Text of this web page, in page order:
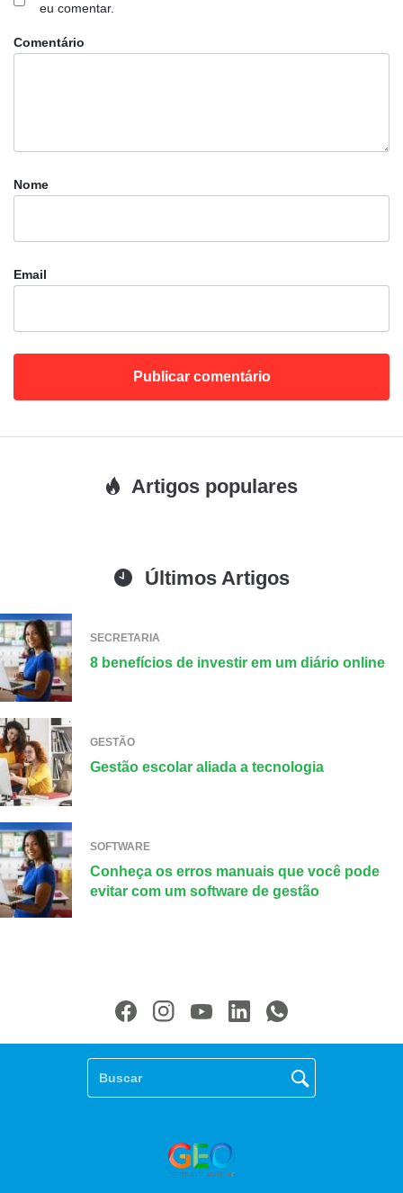
Nome
Email
eu comentar.
Comentário
Artigos populares
Últimos Artigos
SECRETARIA
8 benefícios de investir em um diário online
GESTÃO
Gestão escolar aliada a tecnologia
SOFTWARE
Conheça os erros manuais que você pode
evitar com um software de gestão